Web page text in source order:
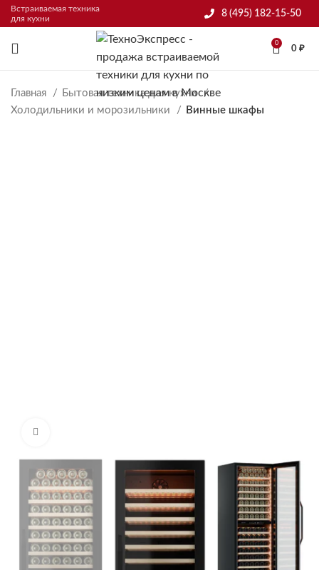
Встраиваемая техника
для кухни
8 (495) 182-15-50
0
0 ₽
Главная
Бытовая техника для кухни
Холодильники и морозильники
Винные шкафы